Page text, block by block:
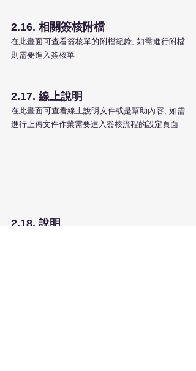
2.16. 相關簽核附檔
在此畫面可查看簽核單的附檔紀錄, 如需進行附檔
則需要進入簽核單
2.17. 線上說明
在此畫面可查看線上說明文件或是幫助內容, 如需
進行上傳文件作業需要進入簽核流程的設定頁面
2.18. 說明